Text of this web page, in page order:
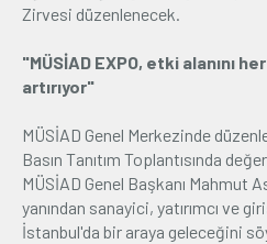
Zirvesi düzenlenecek.
"MÜSİAD EXPO, etki alanını
artırıyor"
MÜSİAD Genel Merkezinde
Basın Tanıtım Toplantısında
MÜSİAD Genel Başkanı Mahmut
yanından sanayici, yatırımcı ve
İstanbul'da bir araya geleceğini